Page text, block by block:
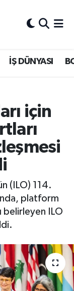
İŞ DÜNYASI
için
(ILO) 114.
platform
belirleyen ILO